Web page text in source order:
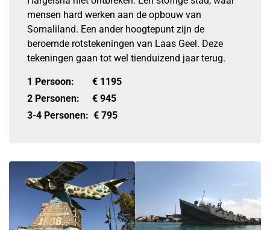
mensen hard werken aan de opbouw van
Somaliland. Een ander hoogtepunt zijn de
beroemde rotstekeningen van Laas Geel. Deze
tekeningen gaan tot wel tienduizend jaar terug.
1 Persoon: € 1195
2 Personen:
€ 945
3-4 Personen: € 795